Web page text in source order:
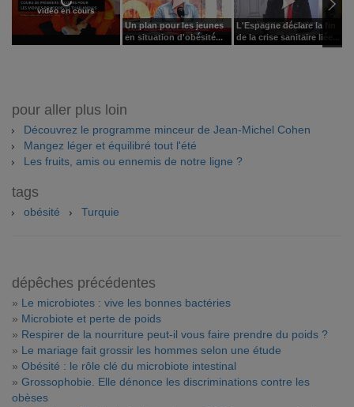
vidéo en cours
Un plan pour les jeunes
en situation d'obésité...
L'Espagne déclare la fin
de la crise sanitaire liée...
pour aller plus loin
Découvrez le programme minceur de Jean-Michel Cohen
Mangez léger et équilibré tout l'été
Les fruits, amis ou ennemis de notre ligne ?
tags
obésité Turquie
dépêches précédentes
» Le microbiotes : vive les bonnes bactéries
» Microbiote et perte de poids
» Respirer de la nourriture peut-il vous faire prendre du poids ?
» Le mariage fait grossir les hommes selon une étude
» Obésité : le rôle clé du microbiote intestinal
» Grossophobie. Elle dénonce les discriminations contre les
obèses